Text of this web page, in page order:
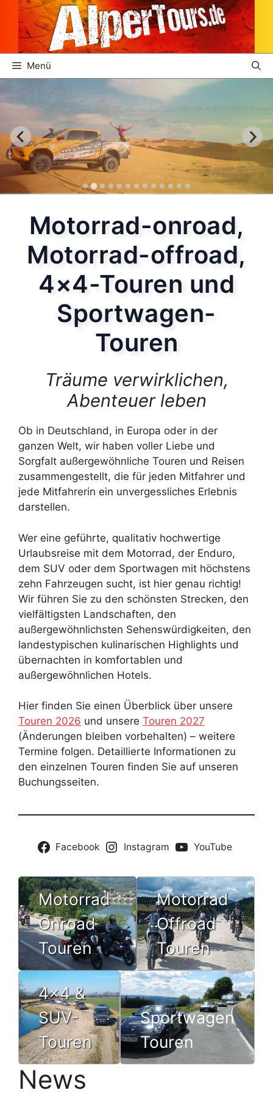
Zum
Inhalt
springen
Menü
Motorrad-onroad,
Motorrad-offroad,
4×4-Touren und
Sportwagen-
Touren
Träume verwirklichen,
Abenteuer leben
Ob in Deutschland, in Europa oder in der
ganzen Welt, wir haben voller Liebe und
Sorgfalt außergewöhnliche Touren und Reisen
zusammengestellt, die für jeden Mitfahrer und
jede Mitfahrerin ein unvergessliches Erlebnis
darstellen.
Wer eine geführte, qualitativ hochwertige
Urlaubsreise mit dem Motorrad, der Enduro,
dem SUV oder dem Sportwagen mit höchstens
zehn Fahrzeugen sucht, ist hier genau richtig!
Wir führen Sie zu den schönsten Strecken, den
vielfältigsten Landschaften, den
außergewöhnlichsten Sehenswürdigkeiten, den
landestypischen kulinarischen Highlights und
übernachten in komfortablen und
außergewöhnlichen Hotels.
Hier finden Sie einen Überblick über unsere
Touren 2026 und unsere Touren 2027
(Änderungen bleiben vorbehalten) – weitere
Termine folgen. Detaillierte Informationen zu
den einzelnen Touren finden Sie auf unseren
Buchungsseiten.
Facebook Instagram YouTube
Motorrad
Onroad
Touren
Motorrad
Offroad
Touren
4×4 &
SUV-
Touren
Sportwagen
Touren
News